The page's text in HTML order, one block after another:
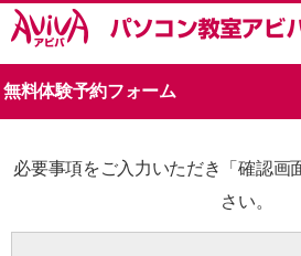
無料体験予約フォーム
必要事項をご入力いただき「確認画
さい。